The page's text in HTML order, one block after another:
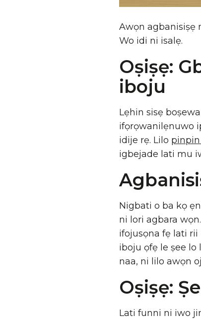
Awọn agbanisiṣẹ
Wo idi ni isalẹ.
Oṣiṣẹ:
iboju
Lẹhin sisẹ
ifọrọwanilẹnuwo
idije rẹ. Lilo
igbejade lati mu
Nigbati o ba kọ
ni lori agbara
ifojusọna fẹ lati rii
iboju ọfẹ le ṣee
naa, ni lilo awọn
Oṣiṣẹ:
Lati funni ni iwo